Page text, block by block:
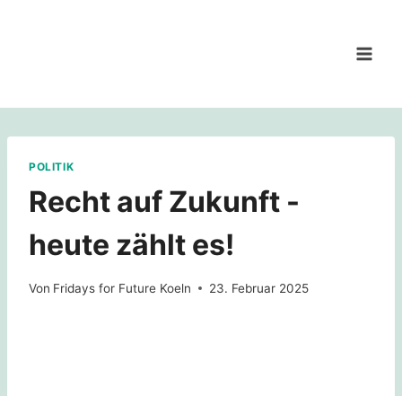
POLITIK
Recht auf Zukunft -
heute zählt es!
Von Fridays for Future Koeln 23. Februar 2025